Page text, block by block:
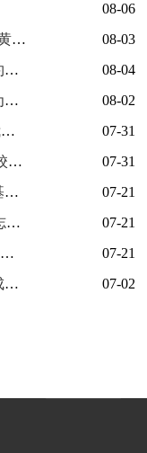
08-06
我校5个项目成功入围第三届德州市黄炎培职业教育创新创业大赛决赛
08-03
求职能力实训进校园暨校地服务签约仪式在我校举行
08-04
从新青年音乐节到群星演唱会——为什么又是德工？
08-02
致敬退役军人 凝聚奋进力量 —— 我校开展 “八一建军节” 拥军茶话会
07-31
校地携手赋能就业 求职能力实训进校园暨校地服务签约仪式在我校顺利举行
07-31
实干争先显担当！我校多名党员、基层党组织获市级表彰！
07-21
报考代码E857！德州工程职业学院志愿填报指南
07-21
@全体考生——给你N个选择德州工程职业学院的理由
07-21
德州工程职业学院庆祝中国共产党成立105周年MV《旗帜》上线！用歌声唱响百年信仰！
07-02